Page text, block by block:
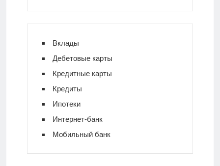
Вклады
Дебетовые карты
Кредитные карты
Кредиты
Ипотеки
Интернет-банк
Мобильный банк